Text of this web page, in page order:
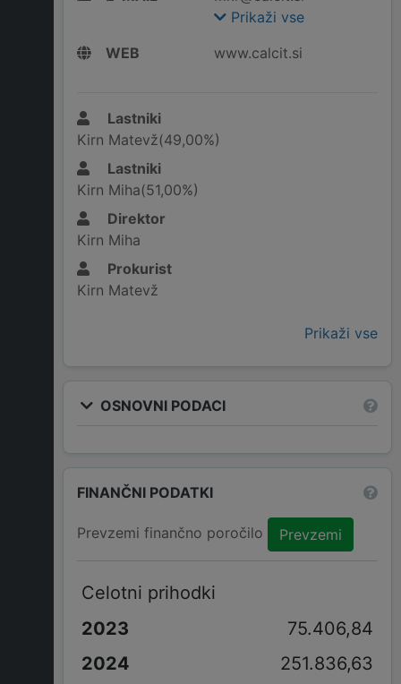
Prikaži vse
WEB
www.calcit.si
Lastniki
Kirn Matevž(49,00%)
Lastniki
Kirn Miha(51,00%)
Direktor
Kirn Miha
Prokurist
Kirn Matevž
Prikaži vse
OSNOVNI PODACI
FINANČNI PODATKI
Prevzemi finančno poročilo Prevzemi
Celotni prihodki
75.406,84
251.836,63